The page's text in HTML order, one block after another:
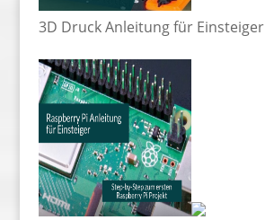
3D Druck Anleitung für Einsteiger